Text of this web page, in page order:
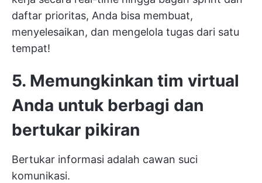
daftar prioritas, Anda bisa membuat,
menyelesaikan, dan mengelola tugas dari satu
tempat!
5. Memungkinkan tim virtual
Anda untuk berbagi dan
bertukar pikiran
Bertukar informasi adalah cawan suci
komunikasi.